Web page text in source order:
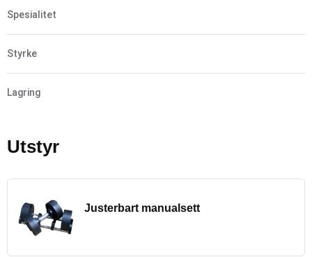
Spesialitet
Styrke
Lagring
Utstyr
Justerbart manualsett